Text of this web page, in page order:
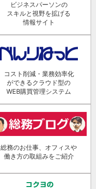
ビジネスパーソンの
スキルと視野を拡げる
情報サイト
コスト削減・業務効率化
ができるクラウド型の
WEB購買管理システム
総務のお仕事、オフィスや
働き方の取組みをご紹介